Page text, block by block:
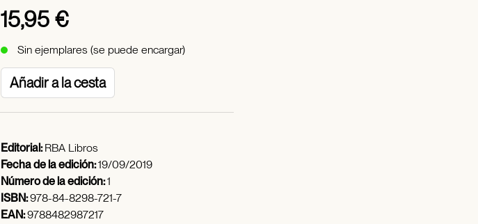
15,95 €
Sin ejemplares (se puede encargar)
Añadir a la cesta
Editorial:RBA Libros
Fecha de la edición:19/09/2019
Número de la edición:1
ISBN:978-84-8298-721-7
EAN:9788482987217